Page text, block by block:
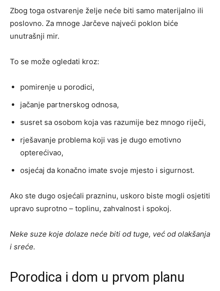
Zbog toga ostvarenje želje neće biti samo materijalno ili
poslovno. Za mnoge Jarčeve najveći poklon biće
unutrašnji mir.
To se može ogledati kroz:
pomirenje u porodici,
jačanje partnerskog odnosa,
susret sa osobom koja vas razumije bez mnogo riječi,
rješavanje problema koji vas je dugo emotivno
opterećivao,
osjećaj da konačno imate svoje mjesto i sigurnost.
Ako ste dugo osjećali prazninu, uskoro biste mogli osjetiti
upravo suprotno – toplinu, zahvalnost i spokoj.
Neke suze koje dolaze neće biti od tuge, već od olakšanja
i sreće.
Porodica i dom u prvom planu